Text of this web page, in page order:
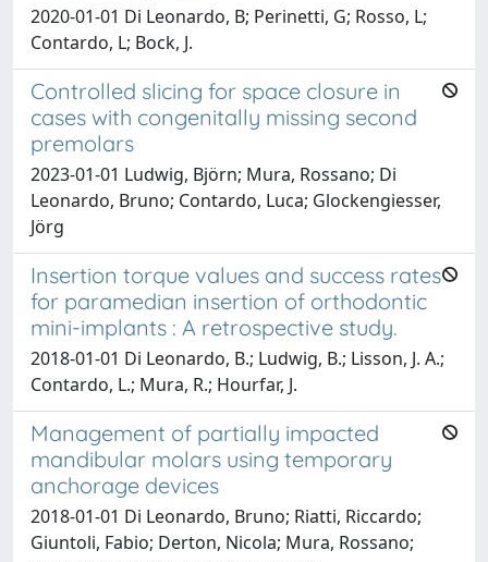
2020-01-01 Di Leonardo, B; Perinetti, G; Rosso, L;
Contardo, L; Bock, J.
Controlled slicing for space closure in
cases with congenitally missing second
premolars
2023-01-01 Ludwig, Björn; Mura, Rossano; Di
Leonardo, Bruno; Contardo, Luca; Glockengiesser,
Jörg
Insertion torque values and success rates
for paramedian insertion of orthodontic
mini-implants : A retrospective study.
2018-01-01 Di Leonardo, B.; Ludwig, B.; Lisson, J. A.;
Contardo, L.; Mura, R.; Hourfar, J.
Management of partially impacted
mandibular molars using temporary
anchorage devices
2018-01-01 Di Leonardo, Bruno; Riatti, Riccardo;
Giuntoli, Fabio; Derton, Nicola; Mura, Rossano;